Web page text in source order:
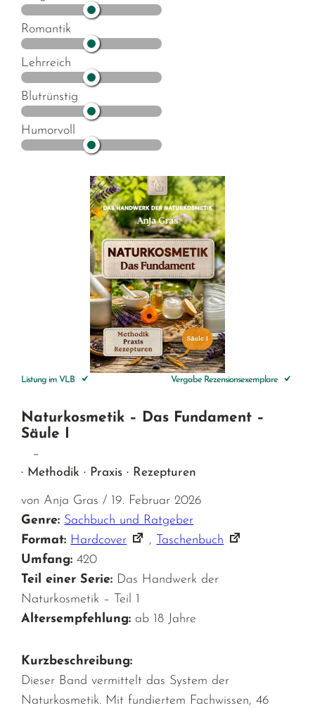
Romantik
Lehrreich
Blutrünstig
Humorvoll
Listung im VLB Vergabe Rezensionsexemplare
Naturkosmetik – Das Fundament –
Säule I
–
· Methodik · Praxis · Rezepturen
von Anja Gras / 19. Februar 2026
Genre: Sachbuch und Ratgeber
Format: Hardcover ,
Taschenbuch
Umfang: 420
Teil einer Serie: Das Handwerk der
Naturkosmetik – Teil 1
Altersempfehlung: ab 18 Jahre
Kurzbeschreibung:
Dieser Band vermittelt das System der
Naturkosmetik. Mit fundiertem Fachwissen, 46